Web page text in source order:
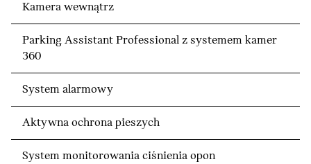
Kamera wewnątrz
Parking Assistant Professional z systemem kamer
360
System alarmowy
Aktywna ochrona pieszych
System monitorowania ciśnienia opon